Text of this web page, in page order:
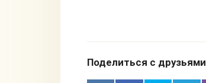
Поделиться с друзьями